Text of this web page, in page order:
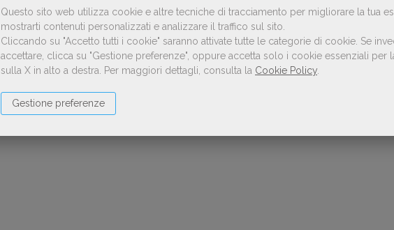
Questo sito web utilizza cookie e altre tecniche di tracciamento per migliorare la tua
mostrarti contenuti personalizzati e analizzare il traffico sul sito.
Cliccando su "Accetto tutti i cookie" saranno attivate tutte le categorie di cookie. Se
accettare, clicca su "Gestione preferenze", oppure accetta solo i cookie essenziali per
sulla X in alto a destra.
Per maggiori dettagli, consulta la Cookie Policy
Gestione preferenze